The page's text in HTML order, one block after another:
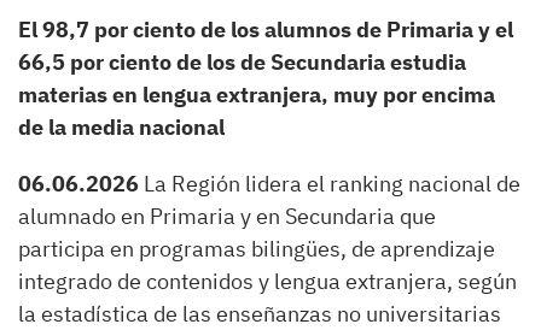
El 98,7 por ciento de los alumnos de Primaria y el
66,5 por ciento de los de Secundaria estudia
materias en lengua extranjera, muy por encima
de la media nacional
06.06.2026 La Región lidera el ranking nacional de
alumnado en Primaria y en Secundaria que
participa en programas bilingües, de aprendizaje
integrado de contenidos y lengua extranjera, según
la estadística de las enseñanzas no universitarias